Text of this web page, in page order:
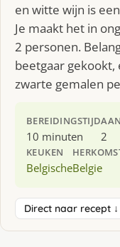
en witte wijn is
Je maakt het in
2 personen.
beetgaar
zwarte gemalen
BEREIDINGSTIJD
10 minuten 2
KEUKEN
BelgischeBelgie
Direct naar recept ↓